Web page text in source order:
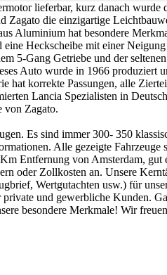
lieferbar, kurz danach wurde
die einzigartige
Aluminium hat besondere
Heckscheibe mit einer
5-Gang Getriebe und der
Auto wurde in 1966 produziert
hat korrekte Passungen, alle
Lancia Spezialisten in
von Zagato.
Es sind immer 300- 350
Alle gezeigte Fahrzeuge
Entfernung von Amsterdam, gut
oder Zollkosten an. Unsere
Wertgutachten usw.) für
private und gewerbliche Kunden.
besondere Merkmale! Wir